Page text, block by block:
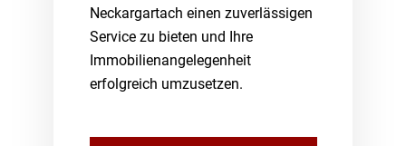
Neckargartach einen zuverlässigen
Service zu bieten und Ihre
Immobilienangelegenheit
erfolgreich umzusetzen.